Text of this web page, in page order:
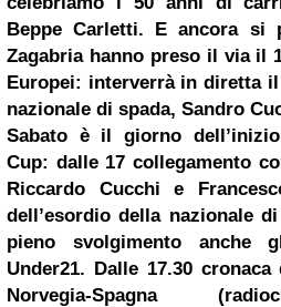
Beppe Carletti. E ancora si
Zagabria hanno preso il via il
Europei: interverrà in diretta
nazionale di spada, Sandro
Sabato è il giorno
Cup: dalle 17 collegamento
Riccardo Cucchi e
dell’esordio della nazionale
pieno svolgimento anche
Under21. Dalle 17.30
Norvegia-Spagna